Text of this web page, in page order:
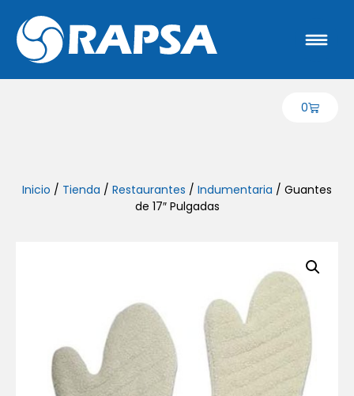
0
Inicio / Tienda / Restaurantes / Indumentaria / Guantes
de 17″ Pulgadas